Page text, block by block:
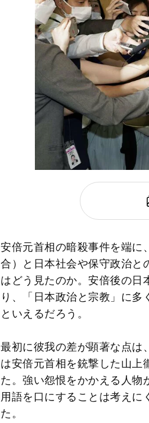
安倍元首相の暗殺事件を端に
合）と日本社会や保守政治と
はどう見たのか。安倍後の日
り、「日本政治と宗教」に
といえるだろう。
最初に彼我の差が顕著な点は
は安倍元首相を銃撃した山上
た。強い怨恨をかかえる人物
用語を口にすることは考えに
た。